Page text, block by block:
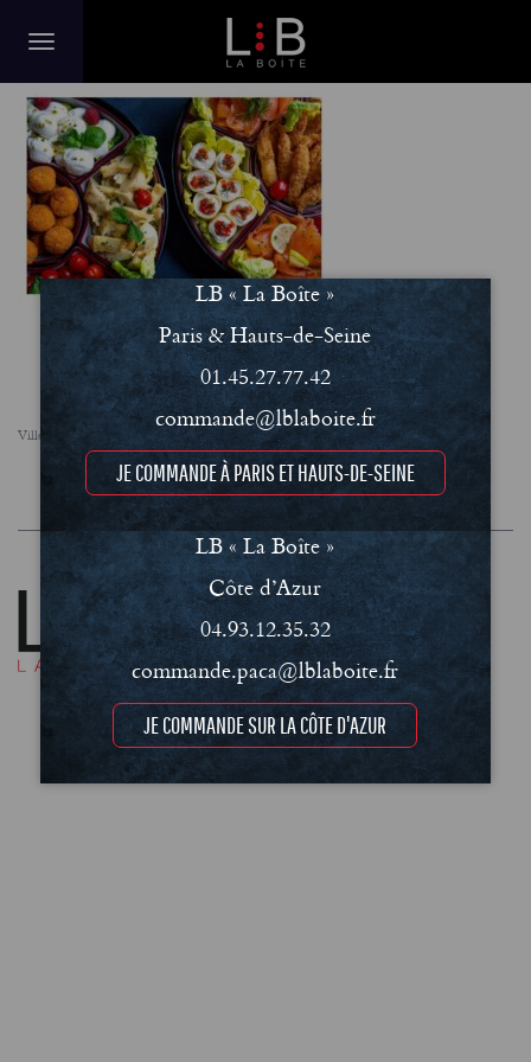
IMG_6747
Villes Le concept
Notre engagement RSE
Conditions Générales de Vente (CGV)
Mentions légales et Politique de confidentialité
LB « La Boîte »
Paris & Hauts-de-Seine
01.45.27.77.42
commande@lblaboite.fr
JE COMMANDE À PARIS ET HAUTS-DE-SEINE
LB « La Boîte »
Côte d’Azur
04.93.12.35.32
commande.paca@lblaboite.fr
JE COMMANDE SUR LA CÔTE D'AZUR